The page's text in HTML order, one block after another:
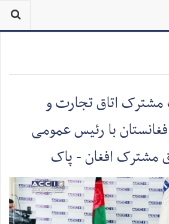
اتاق تجارت و
با رئیس عمومی
مشترک افغان - پاک